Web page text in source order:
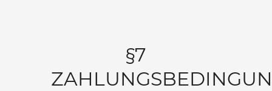
§7